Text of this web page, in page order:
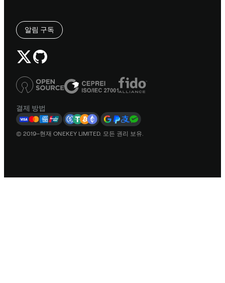
알림 구독
결제 방법
© 2019–현재 ONEKEY LIMITED. 모든 권리 보유.